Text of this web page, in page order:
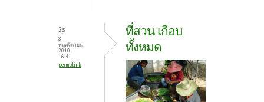
2s
8
พฤศจิกายน,
2010 -
16:41
permalink
ที่สวน เกือบ
ทั้งหมด